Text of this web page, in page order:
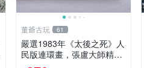
董爺古玩 61
嚴選1983年《太後之死》人
民版連環畫，張盧大師精
繪，古戀情節動人 太後之死